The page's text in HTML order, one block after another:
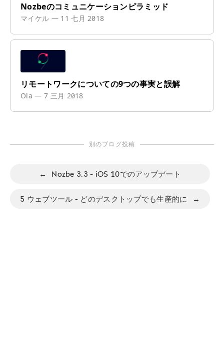
Nozbeのコミュニケーションピラミッド
マイケル — 11 七月 2018
リモートワークについての9つの事実と誤解
Ola— 7 三月 2018
別のブログ投稿
← Nozbe 3.3 - iOS 10でのアップデート
5 ウェブツール - どのデスクトップでも生産的に →